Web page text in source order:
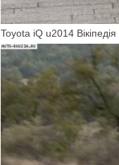
Toyota iQ u2014 Вікіпедія